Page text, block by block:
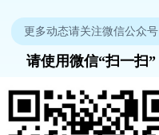
更多动态请关注微信公众号
请使用微信“扫一扫”